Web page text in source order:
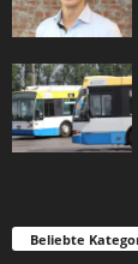
Beliebte